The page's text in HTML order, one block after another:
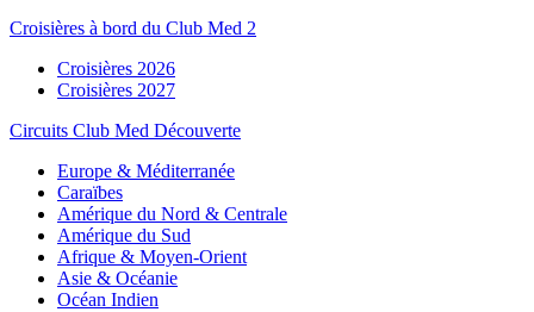
Croisières à bord du Club Med 2
Croisières 2026
Croisières 2027
Circuits Club Med Découverte
Europe & Méditerranée
Caraïbes
Amérique du Nord & Centrale
Amérique du Sud
Afrique & Moyen-Orient
Asie & Océanie
Océan Indien